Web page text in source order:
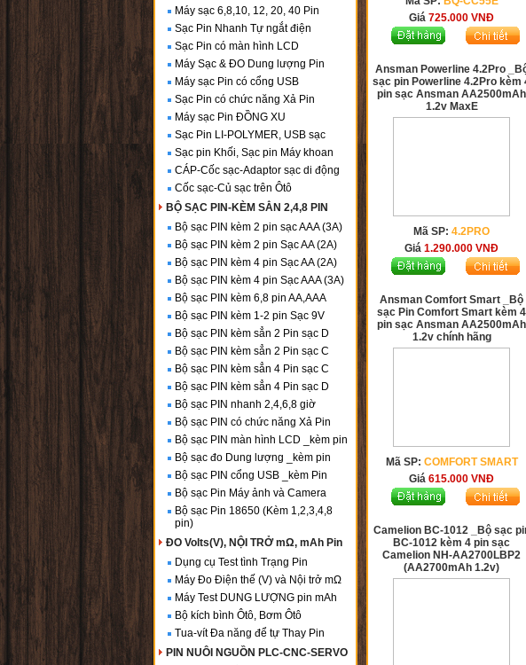
Máy sạc 6,8,10, 12, 20, 40 Pin
Sạc Pin Nhanh Tự ngắt điện
Sạc Pin có màn hình LCD
Máy Sạc & ĐO Dung lượng Pin
Máy sạc Pin có cổng USB
Sạc Pin có chức năng Xả Pin
Máy sạc Pin ĐỒNG XU
Sạc Pin LI-POLYMER, USB sạc
Sạc pin Khối, Sạc pin Máy khoan
CÁP-Cốc sạc-Adaptor sạc di động
Cốc sạc-Củ sạc trên Ôtô
BỘ SẠC PIN-KÈM SẲN 2,4,8 PIN
Bộ sạc PIN kèm 2 pin sạc AAA (3A)
Bộ sạc PIN kèm 2 pin Sạc AA (2A)
Bộ sạc PIN kèm 4 pin Sạc AA (2A)
Bộ sạc PIN kèm 4 pin Sạc AAA (3A)
Bộ sạc PIN kèm 6,8 pin AA,AAA
Bộ sạc PIN kèm 1-2 pin Sạc 9V
Bộ sạc PIN kèm sẳn 2 Pin sạc D
Bộ sạc PIN kèm sẳn 2 Pin sạc C
Bộ sạc PIN kèm sẳn 4 Pin sạc C
Bộ sạc PIN kèm sẳn 4 Pin sạc D
Bộ sạc PIN nhanh 2,4,6,8 giờ
Bộ sạc PIN có chức năng Xả Pin
Bộ sạc PIN màn hình LCD _kèm pin
Bộ sạc đo Dung lượng _kèm pin
Bộ sạc PIN cổng USB _kèm Pin
Bộ sạc Pin Máy ảnh và Camera
Bộ sạc Pin 18650 (Kèm 1,2,3,4,8
pin)
ĐO Volts(V), NỘI TRỞ mΩ, mAh Pin
Dụng cụ Test tình Trạng Pin
Máy Đo Điện thế (V) và Nội trở mΩ
Máy Test DUNG LƯỢNG pin mAh
Bộ kích bình Ôtô, Bơm Ôtô
Tua-vít Đa năng để tự Thay Pin
PIN NUÔI NGUỒN PLC-CNC-SERVO
Giá725.000VNĐ
Ansman Powerline 4.2Pro
sạc pin Powerline 4.2Pro kèm
pin sạc Ansman AA2500mAh
1.2v MaxE
Mã SP:4.2PRO
Giá1.290.000VNĐ
Ansman Comfort Smart _Bộ
sạc Pin Comfort Smart kèm 4
pin sạc Ansman AA2500mAh
1.2v chính hãng
Mã SP: COMFORT SMART
Giá615.000VNĐ
Camelion BC-1012 _Bộ sạc
BC-1012 kèm 4 pin sạc
Camelion NH-AA2700LBP2
(AA2700mAh 1.2v)